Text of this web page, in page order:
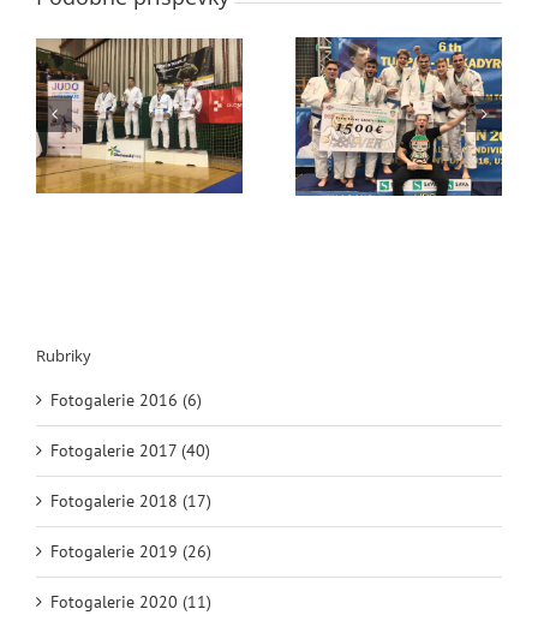
PŘEPIŠTE DĚJINY!
JéCéčko získalo
stříbrné medaile v
prestižním turnaji
družstev
Top Tournament
Warsaw Open
Rubriky
Fotogalerie 2016 (6)
Fotogalerie 2017 (40)
Fotogalerie 2018 (17)
Fotogalerie 2019 (26)
Fotogalerie 2020 (11)